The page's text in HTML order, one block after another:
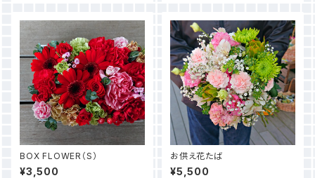
BOX FLOWER（S）
¥3,500
お供え花たば
¥5,500